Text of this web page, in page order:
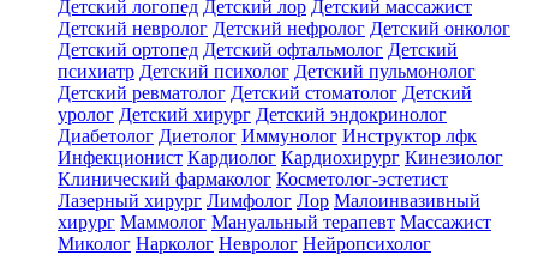
Детский логопед Детский лор Детский массажист
Детский невролог Детский нефролог Детский онколог
Детский ортопед Детский офтальмолог Детский
психиатр Детский психолог Детский пульмонолог
Детский ревматолог Детский стоматолог Детский
уролог Детский хирург Детский эндокринолог
Диабетолог Диетолог Иммунолог Инструктор лфк
Инфекционист Кардиолог Кардиохирург Кинезиолог
Клинический фармаколог Косметолог-эстетист
Лазерный хирург Лимфолог Лор Малоинвазивный
хирург Маммолог Мануальный терапевт Массажист
Миколог Нарколог Невролог Нейропсихолог